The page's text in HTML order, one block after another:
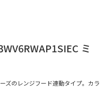
ミ
ズのレンジフード連動タイプ。カラ